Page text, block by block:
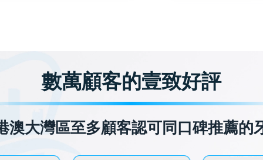
數萬顧客的壹致好評
澳大灣區至多顧客認可同口碑推薦的